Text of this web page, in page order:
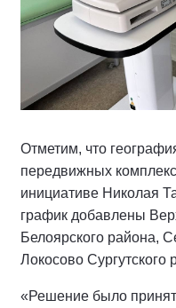
Отметим, что
передвижных
инициативе Николая
график добавлены
Белоярского района,
Локосово Сургутского
«Решение было